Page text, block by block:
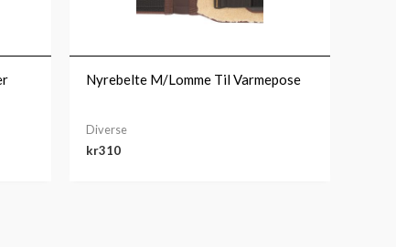
Nyrebelte M/Lomme Til Varmepose
Diverse
kr310